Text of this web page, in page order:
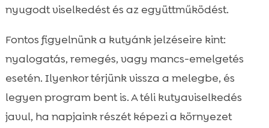
nyugodt viselkedést és az együttműködést.
Fontos figyelnünk a kutyánk jelzéseire kint:
nyalogatás, remegés, vagy mancs-emelgetés
esetén. Ilyenkor térjünk vissza a melegbe, és
legyen program bent is. A téli kutyaviselkedés
javul, ha napjaink részét képezi a környezet